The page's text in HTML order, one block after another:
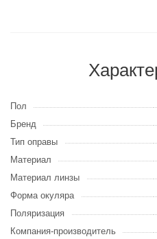
Пол
Бренд
Тип оправы
Материал
Материал линзы
Форма окуляра
Поляризация
Компания-производитель